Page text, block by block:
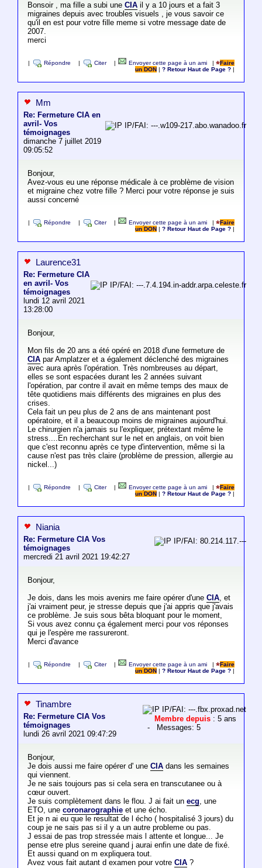
Bonsoir , ma fille a subi une CIAil y a 10 jours et a fait 3
migraines depuis avec troubles visuels , je vous savoir ce
qu'il en est pour votre fille meme si votre message date de
2007.
merci
Répondre Citer Envoyer cette page à un ami |
Faire
un DON
|? Retour Haut de Page ?
Mm
Re: Fermeture CIA en
avril- Vos
témoignages
dimanche 7 juillet 2019
09:05:52
IP/FAI: ---.w109-217.abo.wanadoo.fr
Bonjour,
Avez-vous eu une réponse médicale à ce problème de vision
et migraine chez votre fille ? Merci pour votre réponse je suis
aussi concerné
Répondre Citer Envoyer cette page à un ami |
Faire
un DON
|? Retour Haut de Page ?
Laurence31
Re: Fermeture CIA
en avril- Vos
témoignages
lundi 12 avril 2021
13:28:00
IP/FAI: ---.7.4.194.in-addr.arpa.celeste.fr
Bonjour,
Mon fils de 20 ans a été opéré en 2018 d'une fermeture de
CIApar Amplatzer et a également déclenché des migraines
avec aura après l'opération. Très nombreuses au départ,
elles se sont espacées durant les 2 années suivant
l'opération, par contre il avait en même temps des maux de
tête quotidiens mais différents des migraines en plus des
crises.
Cela fait un peu plus de 2 ans de ans maintenant post
opératoire, et il a beaucoup moins de migraines aujourd'hui.
Le chirurgien n'a jamais su l'expliquer, prétextant même le
stress....En recherchant sur le net en anglais, on voit bien
que c'est reconnu après ce type d'intervention, même si la
cause n'est pas très claire (problème de pression, allergie au
nickel...)
Répondre Citer Envoyer cette page à un ami |
Faire
un DON
|? Retour Haut de Page ?
Niania
Re: Fermeture CIA Vos
témoignages
mercredi 21 avril 2021 19:42:27
IP/FAI: 80.214.117.---
Bonjour,
Je dois, dans les mois avenirs me faire opérer d'une CIA, et
j'ai vraiment peur, je stresse depuis que j'ai appris que j'avais
ce problème. Je suis sous bêta bloquant pour le moment,
Si vous avez connu ça également merci pour vos réponses
qui je l'espère me rassureront.
Merci d'avance
Répondre Citer Envoyer cette page à un ami |
Faire
un DON
|? Retour Haut de Page ?
Tinambre
Re: Fermeture CIA Vos
témoignages
lundi 26 avril 2021 09:47:29
IP/FAI: ---.fbx.proxad.net
Membre depuis : 5 ans
- Messages: 5
Bonjour,
Je dois aussi me faire opérer d' une CIAdans les semaines
qui viennent.
Je ne sais toujours pas si cela sera en transcutanee ou à
cœur ouvert.
Je suis complètement dans le flou. J ai fait un ecg, une
ETO, une coronarographieet une écho.
Et je n ai eu que le resultat de l écho ( hospitalisé 3 jours) du
coup je ne sais pas si il y a un autre probleme ou pas.
J essai de pas trop stressée mais l attente et longue... Je
pense etre plus sereine quand j aurai enfin une date de fixé.
Et aussi quand on m expliquera tout.
Avez vous fait autant d examen pour votre CIA?